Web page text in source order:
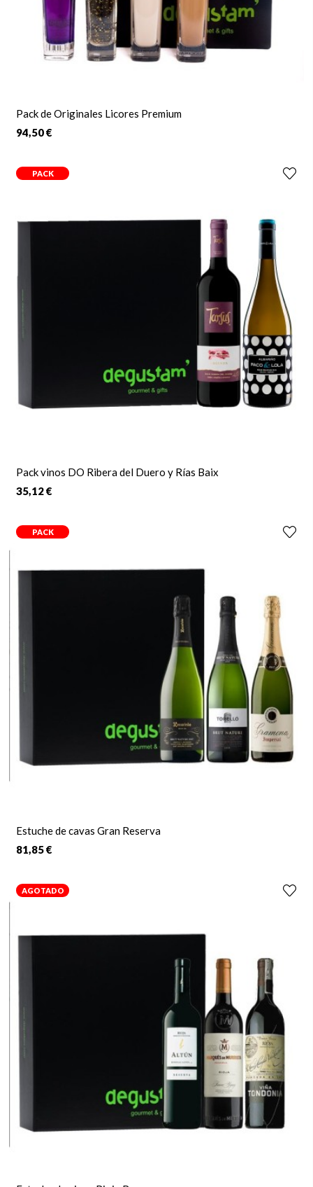
Pack de Originales Licores Premium
94,50 €
PACK
Pack vinos DO Ribera del Duero y Rías Baix
35,12 €
PACK
Estuche de cavas Gran Reserva
81,85 €
AGOTADO